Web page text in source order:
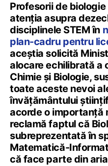
Profesorii de
atenția asupra
disciplinele STEM în
plan-cadru pentru
aceștia solicită
alocare echilibrată a
Chimie și Biologie,
toate aceste nevoi
învățământului
acorde o importanță
reclamă faptul că
subreprezentată în
Matematică-
că face parte din aria